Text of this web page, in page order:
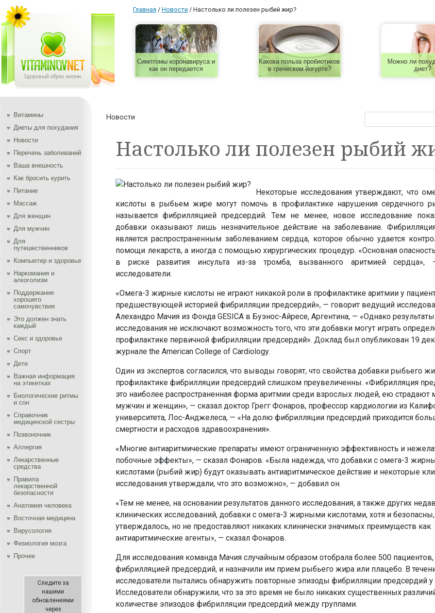
Главная / Новости / Настолько ли полезен рыбий жир?
Симптомы коронавируса и
как он передается
Какова польза пробиотиков
в греческом йогурте?
Можно ли
диет?
Витамины
Диеты для похудания
Новости
Перечень заболеваний
Ваша внешность
Как бросить курить
Питание
Массаж
Для женщин
Для мужчин
Для
путешественников
Компьютер и здоровье
Наркомания и
алкоголизм
Поддержание
хорошего
самочувствия
Это должен знать
каждый
Секс и здоровье
Спорт
Дети
Важная информация
на этикетках
Биологические ритмы
и сон
Справочник
медицинской сестры
Позвоночник
Аллергия
Лекарственные
средства
Правила
лекарственной
безопасности
Aнатомия человека
Восточная медицина
Вирусология
Физиология мозга
Прочее
Следите за
нашими
обновлениями
через
Новости
Настолько ли полезен рыбий
Некоторые исследования утверждают, что
кислоты в рыбьем жире могут помочь в профилактике нарушения сердечного
называется фибрилляцией предсердий. Тем не менее, новое исследование
добавки оказывают лишь незначительное действие на заболевание.
является распространенным заболеванием сердца, которое обычно удается
помощи лекарств, а иногда с помощью хирургических процедур. «Основная
в риске развития инсульта из-за тромба, вызванного аритмией сердца»,
исследователи.
«Омега-3 жирные кислоты не играют никакой роли в профилактике аритмии у
предшествующей историей фибрилляции предсердий», — говорит ведущий
Алехандро Мачия из Фонда GESICA в Буэнос-Айресе, Аргентина, — «Однако результаты
исследования не исключают возможность того, что эти добавки могут играть
профилактике первичной фибрилляции предсердий». Доклад был опубликован 19
журнале the American College of Cardiology.
Один из экспертов согласился, что выводы говорят, что свойства добавки рыбьего
профилактике фибрилляции предсердий слишком преувеличенны. «Фибрилляция
это наиболее распространенная форма аритмии среди взрослых людей, ею страдают
мужчин и женщин», — сказал доктор Грегг Фонаров, профессор кардиологии из
университета, Лос-Анджелеса, — «На долю фибрилляции предсердий приходится
смертности и расходов здравоохранения».
«Многие антиаритмические препараты имеют ограниченную эффективность и
побочные эффекты», — сказал Фонаров. «Была надежда, что добавки с омега-3
кислотами (рыбий жир) будут оказывать антиаритмическое действие и некоторые
исследования утверждали, что это возможно», — добавил он.
«Тем не менее, на основании результатов данного исследования, а также других
клинических исследований, добавки с омега-3 жирными кислотами, хотя и
утверждалось, но не предоставляют никаких клинически значимых преимуществ как
антиаритмические агенты», — сказал Фонаров.
Для исследования команда Мачия случайным образом отобрала более 500
фибрилляцией предсердий, и назначили им прием рыбьего жира или плацебо. В
исследователи пытались обнаружить повторные эпизоды фибрилляции предсердий у
Исследователи обнаружили, что за это время не было никаких существенных
количестве эпизодов фибрилляции предсердий между группами.